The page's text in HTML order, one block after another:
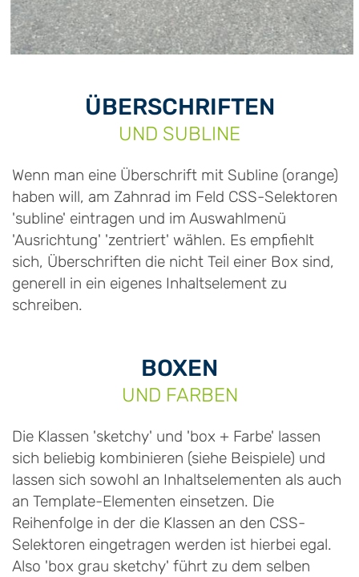
ÜBERSCHRIFTEN
UND SUBLINE
Wenn man eine Überschrift mit Subline (orange)
haben will, am Zahnrad im Feld CSS-Selektoren
'subline' eintragen und im Auswahlmenü
'Ausrichtung' 'zentriert' wählen. Es empfiehlt
sich, Überschriften die nicht Teil einer Box sind,
generell in ein eigenes Inhaltselement zu
schreiben.
BOXEN
UND FARBEN
Die Klassen 'sketchy' und 'box + Farbe' lassen
sich beliebig kombinieren (siehe Beispiele) und
lassen sich sowohl an Inhaltselementen als auch
an Template-Elementen einsetzen. Die
Reihenfolge in der die Klassen an den CSS-
Selektoren eingetragen werden ist hierbei egal.
Also 'box grau sketchy' führt zu dem selben